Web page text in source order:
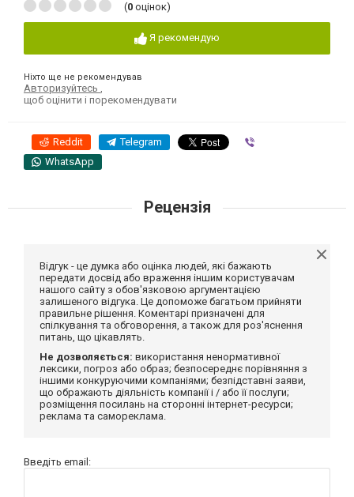
(0 оцінок)
Я рекомендую
Ніхто ще не рекомендував
Авторизуйтесь
щоб оцінити і порекомендувати
Reddit Telegram
WhatsApp
Рецензія
Відгук - це думка або оцінка людей, які бажають
передати досвід або враження іншим користувачам
нашого сайту з обов'язковою аргументацією
залишеного відгука. Це допоможе багатьом прийняти
правильне рішення. Коментарі призначені для
спілкування та обговорення, а також для роз'яснення
питань, що цікавлять.
Не дозволяється: використання ненормативної
лексики, погроз або образ; безпосереднє порівняння з
іншими конкуруючими компаніями; безпідставні заяви,
що ображають діяльність компанії і / або її послуги;
розміщення посилань на сторонні інтернет-ресурси;
реклама та самореклама.
Введіть email: